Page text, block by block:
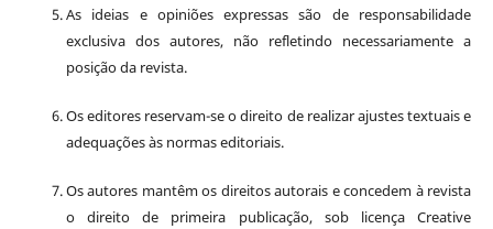
As ideias e opiniões expressas são de responsabilidade
exclusiva dos autores, não refletindo necessariamente a
posição da revista.
Os editores reservam-se o direito de realizar ajustes textuais e
adequações às normas editoriais.
Os autores mantêm os direitos autorais e concedem à revista
o direito de primeira publicação, sob licença Creative